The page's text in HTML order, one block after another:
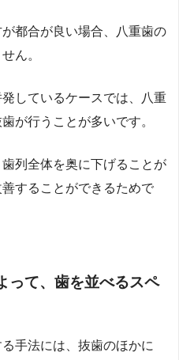
都合が良い場合、八重歯の
ん。
しているケースでは、八重
が行うことが多いです。
列全体を奥に下げることが
することができるためで
って、歯を並べるスペ
手法には、抜歯のほかに